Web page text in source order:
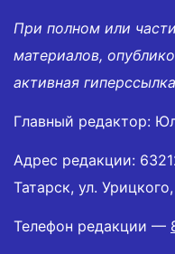
При полном или
материалов,
активная
Главный редактор:
Адрес редакции:
Татарск, ул.
Телефон редакции —